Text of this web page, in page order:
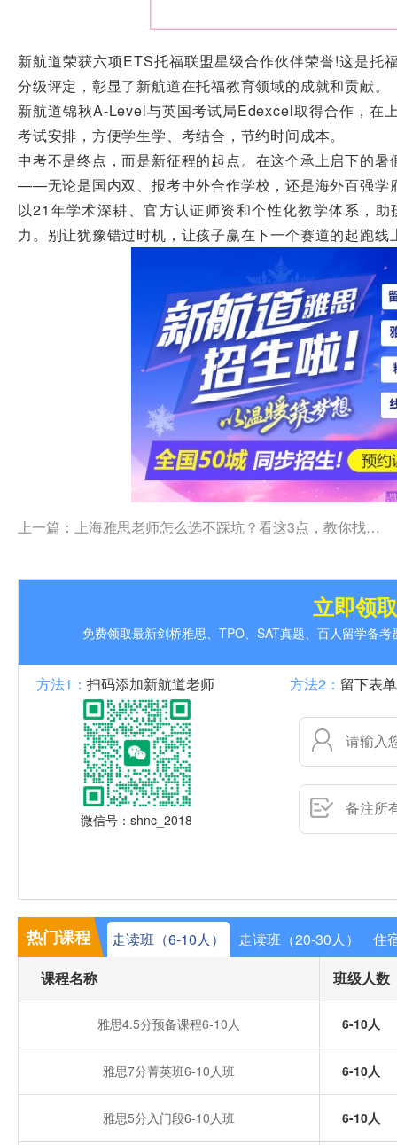
新航道荣获六项ETS托福联盟星级合作伙伴荣誉!这是托
分级评定，彰显了新航道在托福教育领域的成就和贡献。
新航道锦秋A-Level与英国考试局Edexcel取得合作，在
考试安排，方便学生学、考结合，节约时间成本。
中考不是终点，而是新征程的起点。在这个承上启下的
——无论是国内双、报考中外合作学校，还是海外百强学
以21年学术深耕、官方认证师资和个性化教学体系，
力。别让犹豫错过时机，让孩子赢在下一个赛道的起跑线
上一篇： 上海雅思老师怎么选不踩坑？看这3点，教你找到真正靠谱的学术型师资
立即领
免费领取最新剑桥雅思、TPO、SAT真题、百人留学备
方法1： 扫码添加新航道老师
微信号：shnc_2018
方法2： 留下表
热门课程 走读班（6-10人） 走读班（20-30人）
住
课程名称
班级人数
雅思4.5分预备课程6-10人 6-10人
雅思7分菁英班6-10人班 6-10人
雅思5分入门段6-10人班 6-10人